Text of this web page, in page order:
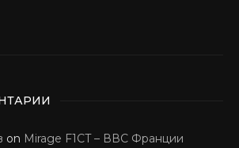
on Mirage F1CT – ВВС Франции